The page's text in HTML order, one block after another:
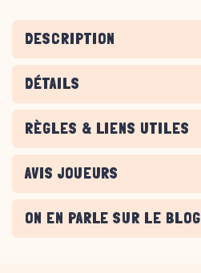
DESCRIPTION
DÉTAILS
RÈGLES & LIENS UTILES
AVIS JOUEURS
ON EN PARLE SUR LE BLOG